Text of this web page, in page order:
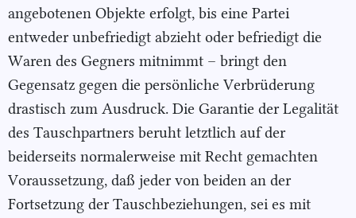
angebotenen Objekte erfolgt, bis eine Partei
entweder unbefriedigt abzieht oder befriedigt die
Waren des Gegners mitnimmt – bringt den
Gegensatz gegen die persönliche Verbrüderung
drastisch zum Ausdruck. Die Garantie der Legalität
des Tauschpartners beruht letztlich auf der
beiderseits normalerweise mit Recht gemachten
Voraussetzung, daß jeder von beiden an der
Fortsetzung der Tauschbeziehungen, sei es mit